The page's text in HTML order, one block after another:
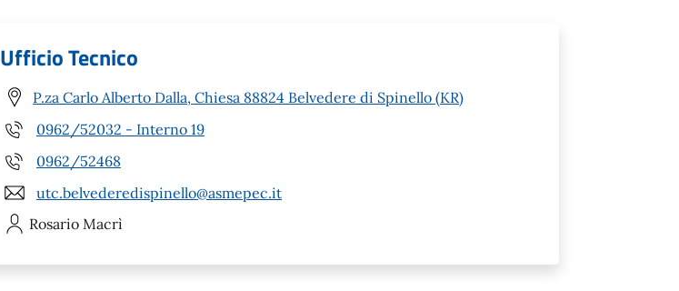
Ufficio Tecnico
P.za Carlo Alberto Dalla, Chiesa 88824 Belvedere di Spinello (KR)
0962/52032 - Interno 19
0962/52468
utc.belvederedispinello@asmepec.it
Rosario Macrì